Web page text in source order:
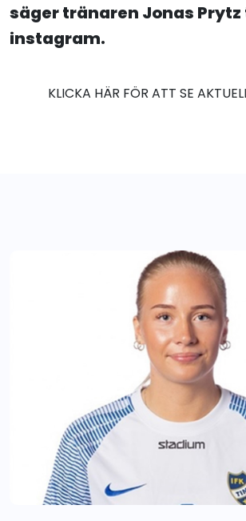
säger tränaren Jonas
instagram.
KLICKA HÄR FÖR ATT SE